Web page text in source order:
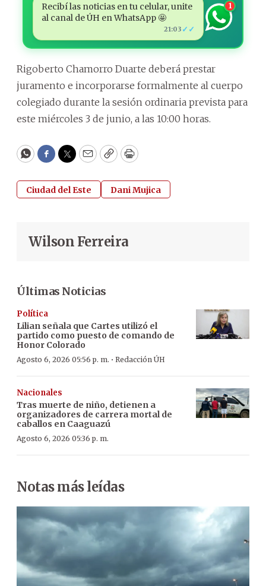
Recibí las noticias en tu celular, unite
al canal de ÚH en WhatsApp 🤩
21:03 ✓✓
1
Rigoberto Chamorro Duarte deberá prestar
juramento e incorporarse formalmente al cuerpo
colegiado durante la sesión ordinaria prevista para
este miércoles 3 de junio, a las 10:00 horas.
WhatsApp
Facebook
Twitter
EmailCopyPrint
Ciudad del Este Dani Mujica
Wilson Ferreira
Últimas Noticias
Política
Lilian señala que Cartes utilizó el
partido como puesto de comando de
Honor Colorado
Agosto 6, 2026 05:56 p. m. · Redacción ÚH
Nacionales
Tras muerte de niño, detienen a
organizadores de carrera mortal de
caballos en Caaguazú
Agosto 6, 2026 05:36 p. m.
Notas más leídas